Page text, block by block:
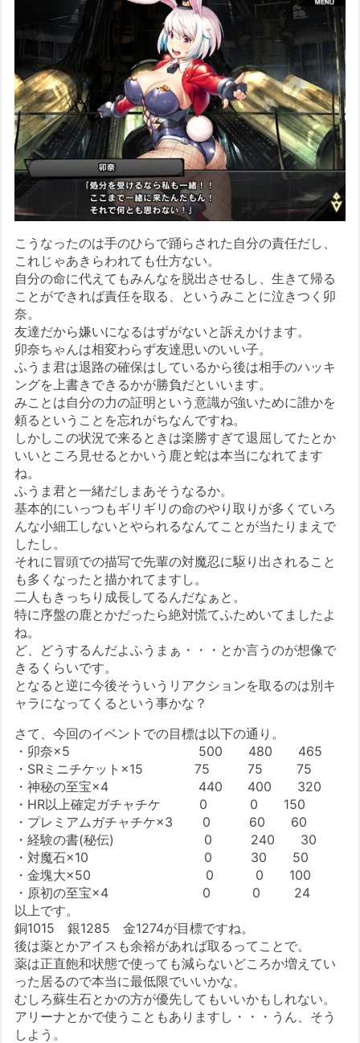
こうなったのは手のひらで踊らされた自分の責任だし、
これじゃあきらわれても仕方ない。
自分の命に代えてもみんなを脱出させるし、生きて帰る
ことができれば責任を取る、というみことに泣きつく卯
奈。
友達だから嫌いになるはずがないと訴えかけます。
卯奈ちゃんは相変わらず友達思いのいい子。
ふうま君は退路の確保はしているから後は相手のハッキ
ングを上書きできるかが勝負だといいます。
みことは自分の力の証明という意識が強いために誰かを
頼るということを忘れがちなんですね。
しかしこの状況で来るときは楽勝すぎて退屈してたとか
いいところ見せるとかいう鹿と蛇は本当になれてます
ね。
ふうま君と一緒だしまあそうなるか。
基本的にいっつもギリギリの命のやり取りが多くていろ
んな小細工しないとやられるなんてことが当たりまえで
したし。
それに冒頭での描写で先輩の対魔忍に駆り出されること
も多くなったと描かれてますし。
二人もきっちり成長してるんだなぁと。
特に序盤の鹿とかだったら絶対慌てふためいてましたよ
ね。
ど、どうするんだよふうまぁ・・・とか言うのが想像で
きるくらいです。
となると逆に今後そういうリアクションを取るのは別キ
ャラになってくるという事かな？
さて、今回のイベントでの目標は以下の通り。
・卯奈×5 500 480 465
・SRミニチケット×15 75 75 75
・神秘の至宝×4 440 400 320
・HR以上確定ガチャチケ 0 0 150
・プレミアムガチャチケ×3 0 60 60
・経験の書(秘伝) 0 240 30
・対魔石×10 0 30 50
・金塊大×50 0 0 100
・原初の至宝×4 0 0 24
以上です。
銅1015 銀1285 金1274が目標ですね。
後は薬とかアイスも余裕があれば取るってことで。
薬は正直飽和状態で使っても減らないどころか増えてい
った居るので本当に最低限でいいかな。
むしろ蘇生石とかの方が優先してもいいかもしれない。
アリーナとかで使うこともありますし・・・うん、そう
しよう。